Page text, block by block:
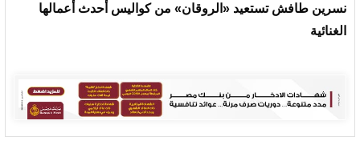
نسرين طافش تستعيد «الروقان» من كواليس أحدث أعمالها
الغنائية